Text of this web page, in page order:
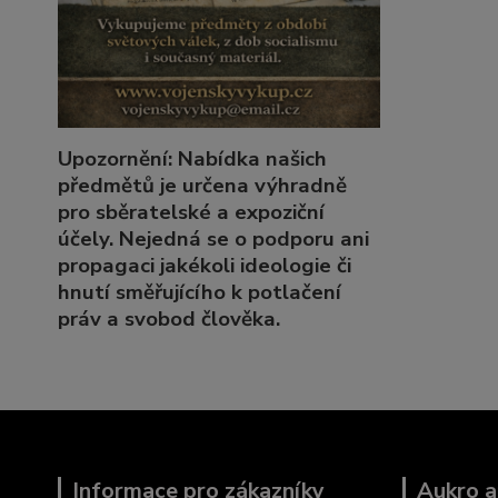
Upozornění: Nabídka našich
předmětů je určena výhradně
pro sběratelské a expoziční
účely. Nejedná se o podporu ani
propagaci jakékoli ideologie či
hnutí směřujícího k potlačení
práv a svobod člověka.
Informace pro zákazníky Aukro